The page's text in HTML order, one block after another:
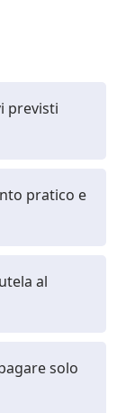
previsti
pratico e
al
solo